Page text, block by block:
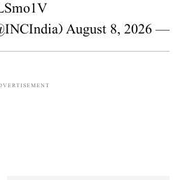
— Congress (@INCIndia)
August 8, 2026